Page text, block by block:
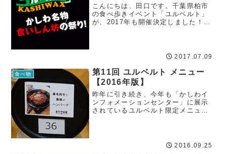
こんにちは、田口です。千葉県柏市
の食べ歩きイベント「ユルベルト」
が、2017年も開催決定しました！ユ
沢料理を満喫してきた！今年の日程
2017.07.09
食べ物
第11回 ユルベルト メニュー
【2016年版】
昨年に引き続き、今年も「かしわイ
ンフォメーションセンター」に展示
されているユルベルト限定メニュー
きましたので、とくに遠方から参加
2016.09.25